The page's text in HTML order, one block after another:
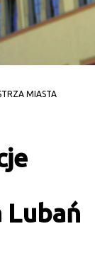
MIASTA
Lubań